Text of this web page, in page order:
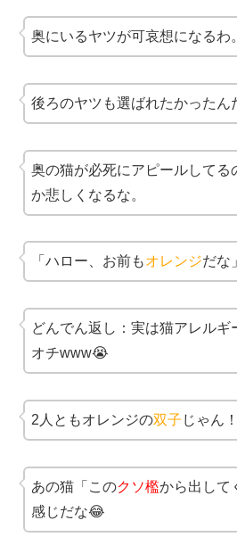
奥にいるヤツが可哀想になるわ。
後ろのヤツも選ばれたかったん
奥の猫が必死にアピールしてる
か悲しくなるな。
「ハロー、お前もオレンジだな」
どんでん返し：実は猫アレルギ
オチwww😭
2人ともオレンジの双子 じゃん
あの猫「このクソ檻から出して
感じだな😂